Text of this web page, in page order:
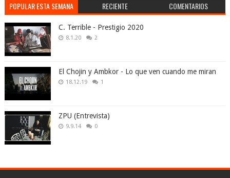
POPULAR ESTA SEMANA RECIENTE COMENTARIOS
C. Terrible - Prestigio 2020
8.1.20 2
El Chojin y Ambkor - Lo que ven cuando me miran
18.12.19 1
ZPU (Entrevista)
9.9.14 0